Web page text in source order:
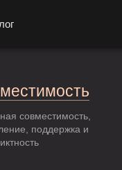
совместимость,
поддержка и